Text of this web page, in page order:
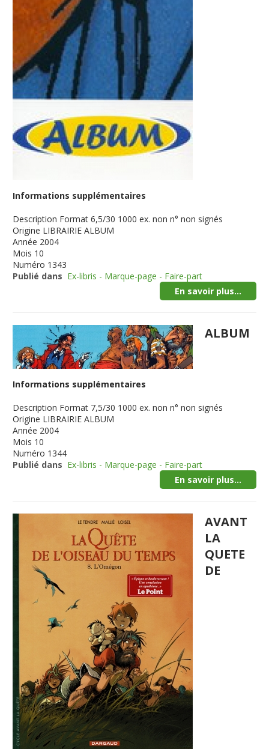
Informations supplémentaires
Description Format 6,5/30 1000 ex. non n° non signés
Origine LIBRAIRIE ALBUM
Année 2004
Mois 10
Numéro 1343
Publié dans Ex-libris - Marque-page - Faire-part
En savoir plus...
ALBUM
Informations supplémentaires
Description Format 7,5/30 1000 ex. non n° non signés
Origine LIBRAIRIE ALBUM
Année 2004
Mois 10
Numéro 1344
Publié dans Ex-libris - Marque-page - Faire-part
En savoir plus...
AVANT
LA
QUETE
DE